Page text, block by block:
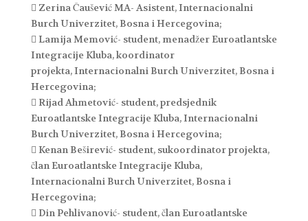
 Zerina Čaušević MA- Asistent, Internacionalni
Burch Univerzitet, Bosna i Hercegovina;
 Lamija Memović- student, menadžer Euroatlantske
Integracije Kluba, koordinator
projekta, Internacionalni Burch Univerzitet, Bosna i
Hercegovina;
 Rijad Ahmetović- student, predsjednik
Euroatlantske Integracije Kluba, Internacionalni
Burch Univerzitet, Bosna i Hercegovina;
 Kenan Beširević- student, sukoordinator projekta,
član Euroatlantske Integracije Kluba,
Internacionalni Burch Univerzitet, Bosna i
Hercegovina;
 Din Pehlivanović- student, član Euroatlantske